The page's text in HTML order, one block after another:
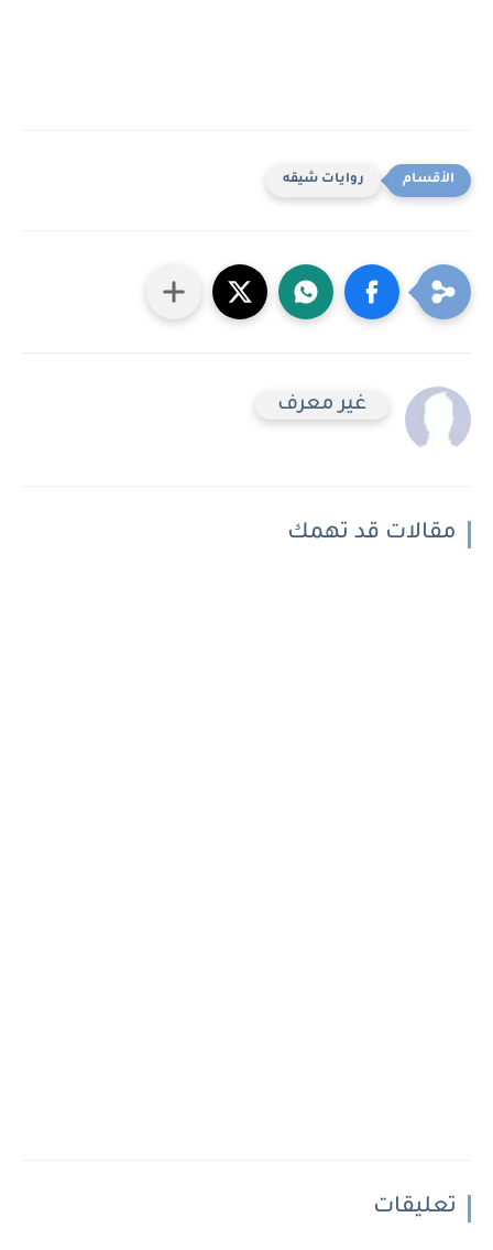
روايات شيقه
غير معرف
مقالات قد تهمك
تعليقات